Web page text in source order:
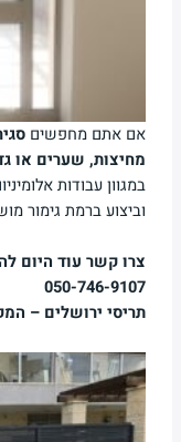
אם אתם מחפשים
מחיצות, שערים או
במגוון עבודות
וביצוע ברמת גימור
צרו קשר עוד היום
050-746-9107
תריסי ירושלים –